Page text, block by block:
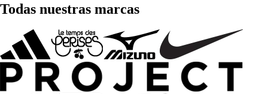
Todas nuestras marcas